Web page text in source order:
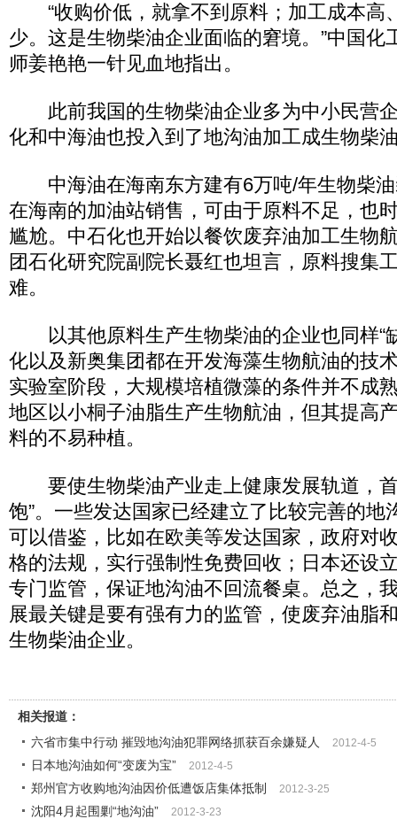
“收购价低，就拿不到原料；加工成本高
少。这是生物柴油企业面临的窘境。”中国化
师姜艳艳一针见血地指出。
此前我国的生物柴油企业多为中小民营
化和中海油也投入到了地沟油加工成生物柴
中海油在海南东方建有6万吨/年生物柴油
在海南的加油站销售，可由于原料不足，也
尴尬。中石化也开始以餐饮废弃油加工生物
团石化研究院副院长聂红也坦言，原料搜集
难。
以其他原料生产生物柴油的企业也同样“
化以及新奥集团都在开发海藻生物航油的技
实验室阶段，大规模培植微藻的条件并不成
地区以小桐子油脂生产生物航油，但其提高
料的不易种植。
要使生物柴油产业走上健康发展轨道，首
饱”。一些发达国家已经建立了比较完善的地
可以借鉴，比如在欧美等发达国家，政府对
格的法规，实行强制性免费回收；日本还设
专门监管，保证地沟油不回流餐桌。总之，
展最关键是要有强有力的监管，使废弃油脂
生物柴油企业。
相关报道：
六省市集中行动 摧毁地沟油犯罪网络抓获百余嫌疑人
2012-4-5
日本地沟油如何“变废为宝” 2012-4-5
郑州官方收购地沟油因价低遭饭店集体抵制 2012-3-25
沈阳4月起围剿“地沟油” 2012-3-23